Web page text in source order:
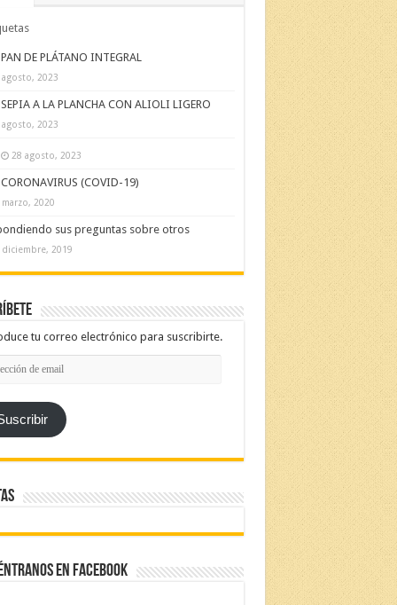
PAN DE PLÁTANO INTEGRAL
2023
SEPIA A LA PLANCHA CON ALIOLI LIGERO
2023
28 agosto, 2023
CORONAVIRUS (COVID-19)
2020
sus preguntas sobre otros
diciembre, 2019
tu correo electrónico para suscribirte.
en Facebook